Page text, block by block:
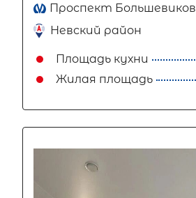
Проспект Большевиков
Невский район
Площадь кухни
Жилая площадь